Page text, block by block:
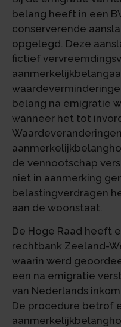
belang heeft in een
conserverende
opgelegd. Deze
fictief
belang na emigratie
wanneer het tot
de vennootschap
niet in aanmerking
belastingverdragen
aan de woonstaat.
De Hoge Raad heeft
rechtbank Zeeland-
waarin werd
een na emigratie
van Nederlands
De procedure betrof